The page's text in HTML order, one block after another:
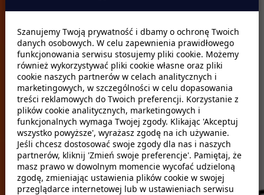
Data odbioru Godzina
Data zwrotu Godzina
Szukaj
zwróć w innym miejscu
Szanujemy Twoją prywatność i dbamy o ochronę Twoich
danych osobowych. W celu zapewnienia prawidłowego
funkcjonowania serwisu stosujemy pliki cookie. Możemy
również wykorzystywać pliki cookie własne oraz pliki
cookie naszych partnerów w celach analitycznych i
marketingowych, w szczególności w celu dopasowania
treści reklamowych do Twoich preferencji. Korzystanie z
plików cookie analitycznych, marketingowych i
funkcjonalnych wymaga Twojej zgody. Klikając 'Akceptuj
wszystko powyższe', wyrażasz zgodę na ich używanie.
Jeśli chcesz dostosować swoje zgody dla nas i naszych
partnerów, kliknij 'Zmień swoje preferencje'. Pamiętaj, że
masz prawo w dowolnym momencie wycofać udzieloną
zgodę, zmieniając ustawienia plików cookie w swojej
przeglądarce internetowej lub w ustawieniach serwisu